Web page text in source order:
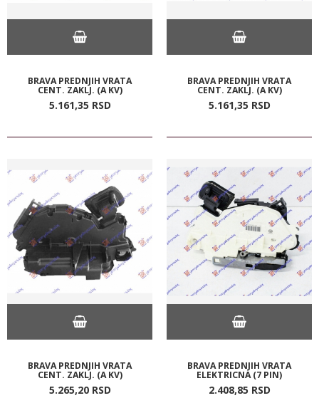
BRAVA PREDNJIH VRATA
CENT. ZAKLJ. (A KV)
5.161,35 RSD
BRAVA PREDNJIH VRATA
CENT. ZAKLJ. (A KV)
5.161,35 RSD
BRAVA PREDNJIH VRATA
CENT. ZAKLJ. (A KV)
5.265,20 RSD
BRAVA PREDNJIH VRATA
ELEKTRICNA (7 PIN)
2.408,85 RSD